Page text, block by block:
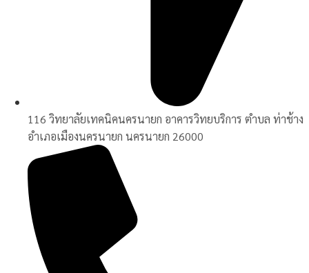
116 วิทยาลัยเทคนิคนครนายก อาคารวิทยบริการ ตำบล ท่าช้าง
อำเภอเมืองนครนายก นครนายก 26000